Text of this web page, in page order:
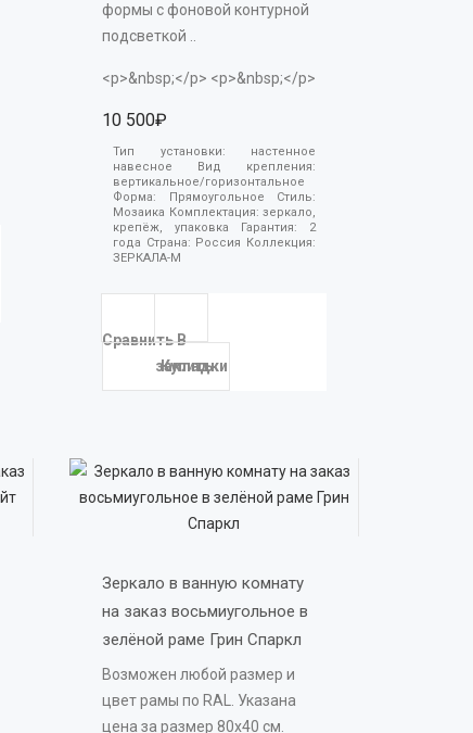
формы с фоновой контурной
подсветкой ..
<p>&nbsp;</p> <p>&nbsp;</p>
10 500₽
Тип установки: настенное
навесное Вид крепления:
вертикальное/горизонтальное
Форма:
Прямоугольное Стиль:
Мозаика Комплектация: зеркало,
крепёж, упаковка Гарантия: 2
года Страна: Россия Коллекция:
ЗЕРКАЛА-М
СравнитьВ
закладки
Купить
Зеркало в ванную комнату
на заказ восьмиугольное в
зелёной раме Грин Спаркл
Возможен любой размер и
цвет рамы по RAL. Указана
цена за размер 80х40 см.